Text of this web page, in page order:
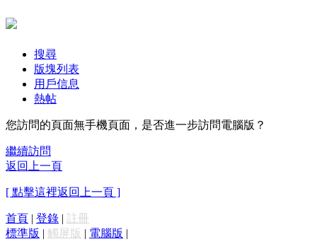
搜尋
版塊列表
用戶信息
熱帖
您訪問的頁面無手機頁面，是否進一步訪問電腦版？
繼續訪問
返回上一頁
[ 點擊這裡返回上一頁 ]
首頁 | 登錄 | 註冊
標準版 | 觸屏版 | 電腦版 |